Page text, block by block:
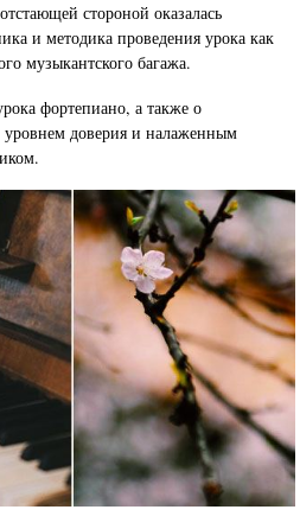
стороной оказалась
и методика проведения урока как
музыкантского багажа.
фортепиано, а также о
доверия и налаженным